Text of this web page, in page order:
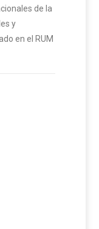
de la
y
en el RUM